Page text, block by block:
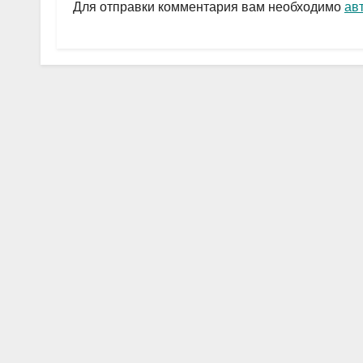
p
ть
Для отправки комментария вам необходимо